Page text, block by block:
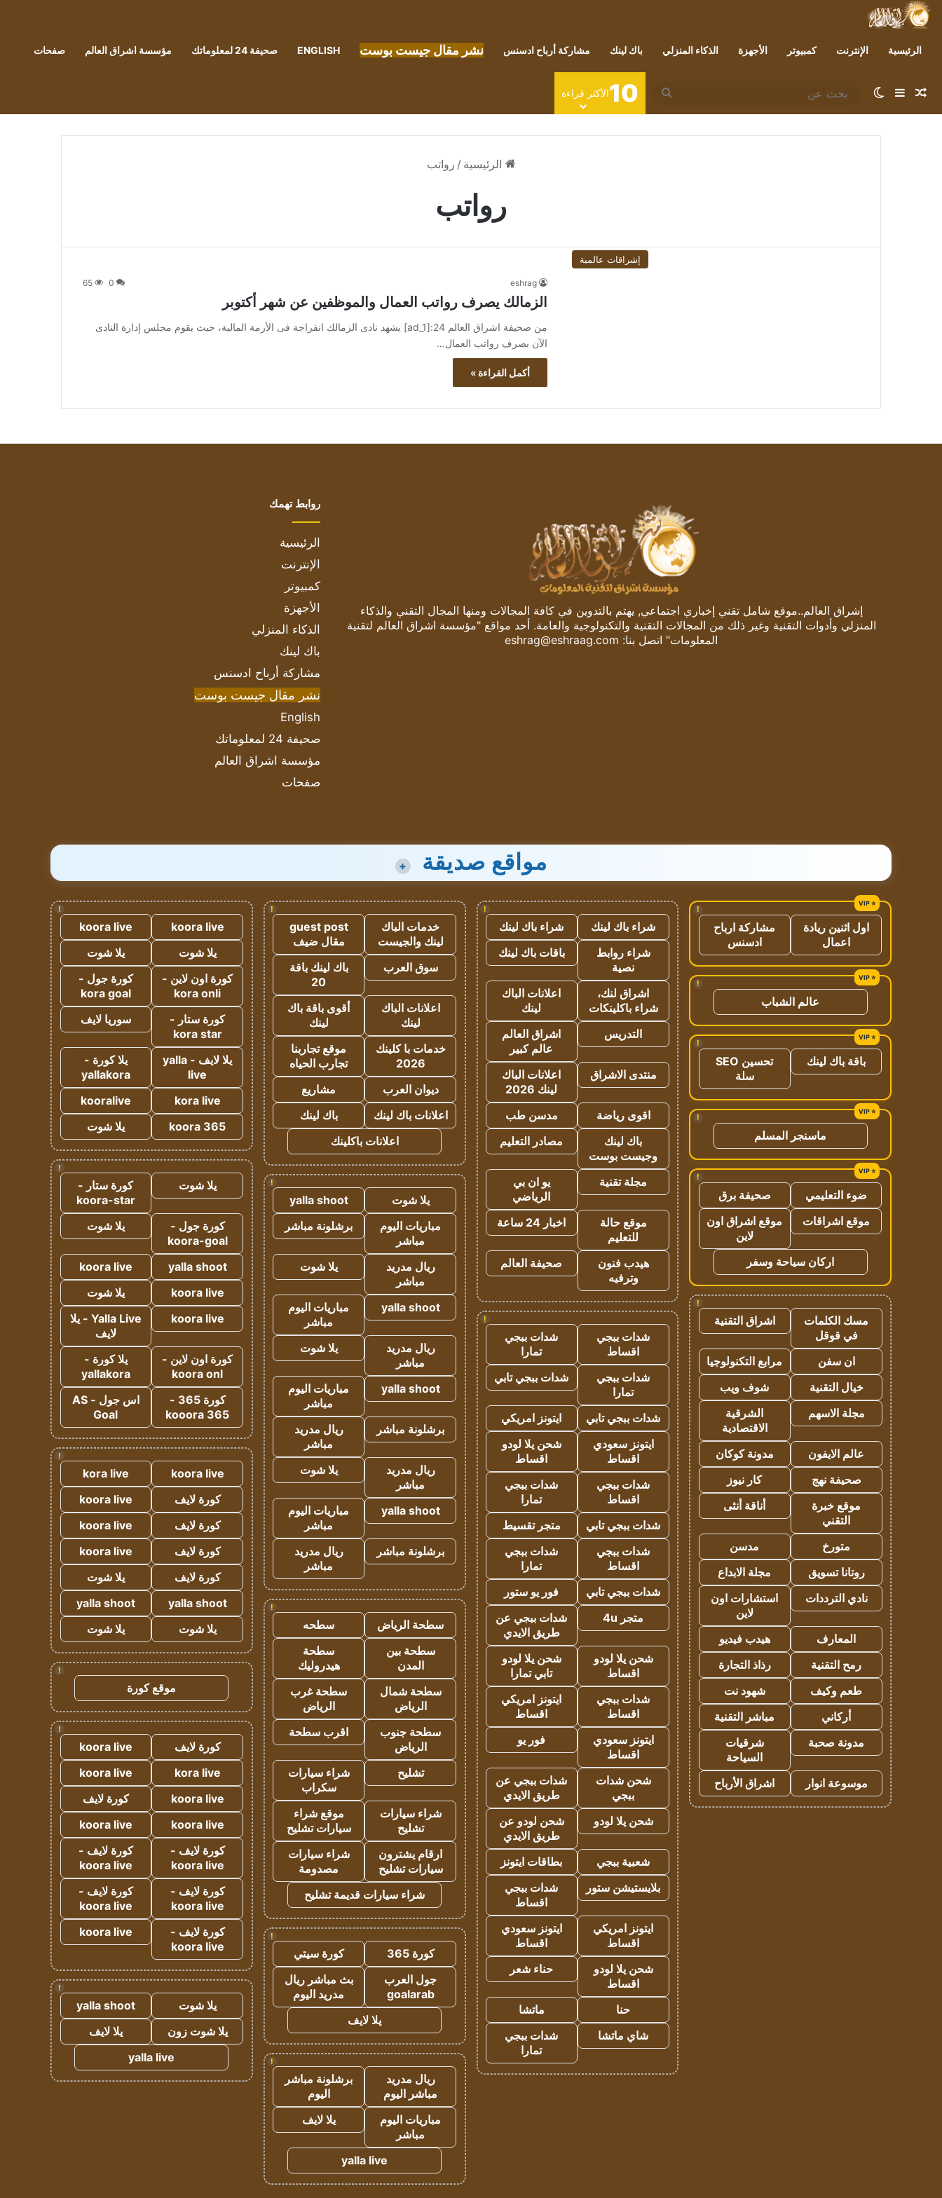
الرئيسية الإنترنت كمبيوتر الأجهزة الذكاء المنزلي باك لينك مشاركة أرباح ادسنس نشر مقال جيست بوست ENGLISH صحيفة 24 لمعلوماتك مؤسسة اشراق العالم صفحات
مقال عشوائي
إضافة عمود جانبي
الوضع المظلم
بحث
عن
10الأكثر قراءة
الرئيسية / رواتب
رواتب
إشراقات عالمية
eshrag
0
65
الزمالك يصرف رواتب العمال والموظفين عن شهر أكتوبر
من صحيفة اشراق العالم 24:[ad_1] يشهد نادى الزمالك انفراجة فى الأزمة المالية، حيث يقوم مجلس إدارة النادى
الآن بصرف رواتب العمال…
أكمل القراءة »
إشراق العالم..موقع شامل تقني إخباري اجتماعي, يهتم بالتدوين في كافة المجالات ومنها المجال التقني والذكاء
المنزلي وأدوات التقنية وغير ذلك من المجالات التقنية والتكنولوجية والعامة. أحد مواقع "مؤسسة اشراق العالم لتقنية
المعلومات" اتصل بنا: eshrag@eshraag.com
روابط تهمك
الرئيسية
الإنترنت
كمبيوتر
الأجهزة
الذكاء المنزلي
باك لينك
مشاركة أرباح ادسنس
نشر مقال جيست بوست
English
صحيفة 24 لمعلوماتك
مؤسسة اشراق العالم
صفحات
مواقع صديقة +
!
اول اثنين ريادة
اعمال
مشاركة ارباح
ادسنس
!
عالم الشباب
!
باقة باك لينك
تحسين SEO
سلة
!
ماسنجر المسلم
!
ضوء التعليمي
صحيفة برق
موقع اشراقات
موقع اشراق اون
لاين
اركان سياحة وسفر
!
مسك الكلمات
في قوقل
اشراق التقنية
ان سفن
مرابع التكنولوجيا
خيال التقنية
شوف ويب
مجلة الاسهم
الشرقية
الاقتصادية
عالم الايفون
مدونة كوكان
صحيفة نهج
كار نيوز
موقع خبرة
التقني
أناقة أنثى
متورخ
مدسن
روتانا تسويق
مجلة الابداع
نادي الترددات
استشارات اون
لاين
المعارف
هيدب فيديو
رمح التقنية
رذاذ التجارة
طعم وكيف
شهود نت
أركاني
مباشر التقنية
مدونة صحبة
شرقيات
السياحة
موسوعة انوار
اشراق الأرباح
!
شراء باك لينك
شراء باك لينك
شراء روابط
نصية
باقات باك لينك
اشراق لنك،
شراء باكلينكات
اعلانات الباك
لينك
التدريس
اشراق العالم
عالم كبير
منتدى الاشراق
اعلانات الباك
لينك 2026
اقوى رياضة
مدسن طب
باك لينك
وجيست بوست
مصادر التعليم
مجلة تقنية
يو ان بي
الرياضي
موقع حالة
للتعليم
اخبار 24 ساعة
هيدب فنون
وترفيه
صحيفة العالم
!
شدات ببجي
اقساط
شدات ببجي
تمارا
شدات ببجي
تمارا
شدات ببجي تابي
شدات ببجي تابي
ايتونز امريكي
ايتونز سعودي
اقساط
شحن يلا لودو
اقساط
شدات ببجي
اقساط
شدات ببجي
تمارا
شدات ببجي تابي
متجر تقسيط
شدات ببجي
اقساط
شدات ببجي
تمارا
شدات ببجي تابي
فور يو ستور
متجر 4u
شدات ببجي عن
طريق الايدي
شحن يلا لودو
اقساط
شحن يلا لودو
تابي تمارا
شدات ببجي
اقساط
ايتونز امريكي
اقساط
ايتونز سعودي
اقساط
فور يو
شحن شدات
ببجي
شدات ببجي عن
طريق الايدي
شحن يلا لودو
شحن لودو عن
طريق الايدي
شعبية ببجي
بطاقات ايتونز
بلايستيشن ستور
شدات ببجي
اقساط
ايتونز امريكي
اقساط
ايتونز سعودي
اقساط
شحن يلا لودو
اقساط
حناء شعر
حنا
ماتشا
شاي ماتشا
شدات ببجي
تمارا
!
خدمات الباك
لينك والجيست
guest post
مقال ضيف
سوق العرب
باك لينك باقة
20
اعلانات الباك
لينك
أقوى باقة باك
لينك
خدمات با كلينك
2026
موقع تجاربنا
تجارب الحياه
ديوان العرب
مشاريع
اعلانات باك لينك
باك لينك
اعلانات باكلينك
!
يلا شوت
yalla shoot
مباريات اليوم
مباشر
برشلونة مباشر
ريال مدريد
مباشر
يلا شوت
yalla shoot
مباريات اليوم
مباشر
ريال مدريد
مباشر
يلا شوت
yalla shoot
مباريات اليوم
مباشر
برشلونة مباشر
ريال مدريد
مباشر
ريال مدريد
مباشر
يلا شوت
yalla shoot
مباريات اليوم
مباشر
برشلونة مباشر
ريال مدريد
مباشر
!
سطحة الرياض
سطحه
سطحة بين
المدن
سطحة
هيدروليك
سطحة شمال
الرياض
سطحة غرب
الرياض
سطحة جنوب
الرياض
اقرب سطحة
تشليح
شراء سيارات
سكراب
شراء سيارات
تشليح
موقع شراء
سيارات تشليح
ارقام يشترون
سيارات تشليح
شراء سيارات
مصدومة
شراء سيارات قديمة تشليح
!
كورة 365
كورة سيتي
جول العرب
goalarab
بث مباشر ريال
مدريد اليوم
يلا لايف
!
ريال مدريد
مباشر اليوم
برشلونة مباشر
اليوم
مباريات اليوم
مباشر
يلا لايف
yalla live
!
koora live
koora live
يلا شوت
يلا شوت
كورة اون لاين -
kora onli
كورة جول -
kora goal
كورة ستار -
kora star
سوريا لايف
يلا لايف - yalla
live
يلا كورة -
yallakora
kora live
kooralive
koora 365
يلا شوت
!
يلا شوت
كورة ستار -
koora-star
كورة جول -
koora-goal
يلا شوت
yalla shoot
koora live
koora live
يلا شوت
koora live
Yalla Live - يلا
لايف
كورة اون لاين -
koora onl
يلا كورة -
yallakora
كورة 365 -
kooora 365
اس جول - AS
Goal
!
koora live
kora live
كورة لايف
koora live
كورة لايف
koora live
كورة لايف
koora live
كورة لايف
يلا شوت
yalla shoot
yalla shoot
يلا شوت
يلا شوت
!
موقع كورة
!
كورة لايف
koora live
kora live
koora live
koora live
كورة لايف
koora live
koora live
كورة لايف -
koora live
كورة لايف -
koora live
كورة لايف -
koora live
كورة لايف -
koora live
كورة لايف -
koora live
koora live
!
يلا شوت
yalla shoot
يلا شوت زون
يلا لايف
yalla live